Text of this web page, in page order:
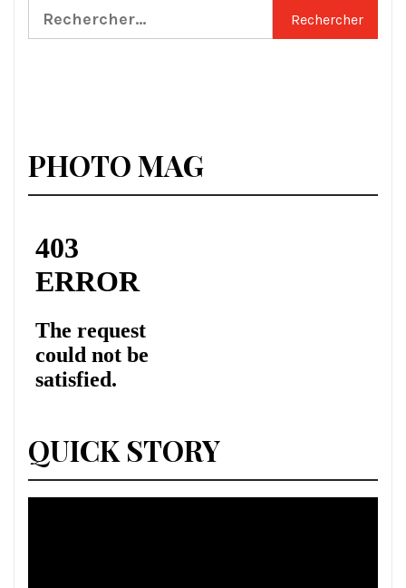
Rechercher :
PHOTO MAG
QUICK STORY